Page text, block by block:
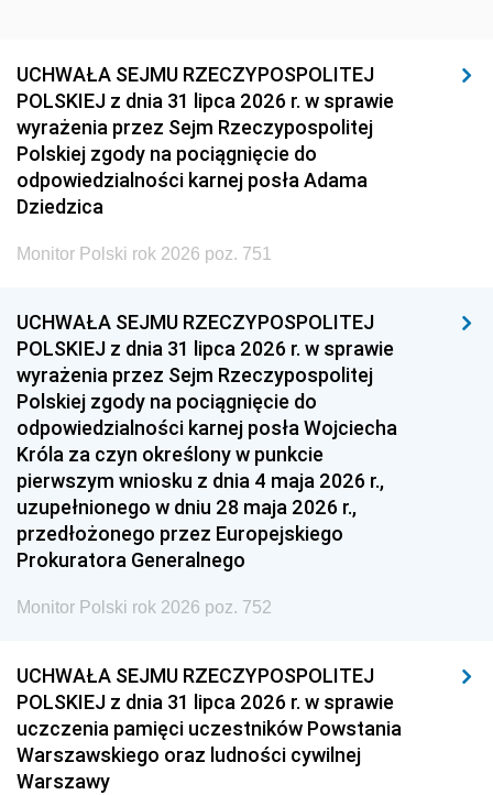
UCHWAŁA SEJMU RZECZYPOSPOLITEJ
POLSKIEJ z dnia 31 lipca 2026 r. w sprawie
wyrażenia przez Sejm Rzeczypospolitej
Polskiej zgody na pociągnięcie do
odpowiedzialności karnej posła Adama
Dziedzica
Monitor Polski rok 2026 poz. 751
UCHWAŁA SEJMU RZECZYPOSPOLITEJ
POLSKIEJ z dnia 31 lipca 2026 r. w sprawie
wyrażenia przez Sejm Rzeczypospolitej
Polskiej zgody na pociągnięcie do
odpowiedzialności karnej posła Wojciecha
Króla za czyn określony w punkcie
pierwszym wniosku z dnia 4 maja 2026 r.,
uzupełnionego w dniu 28 maja 2026 r.,
przedłożonego przez Europejskiego
Prokuratora Generalnego
Monitor Polski rok 2026 poz. 752
UCHWAŁA SEJMU RZECZYPOSPOLITEJ
POLSKIEJ z dnia 31 lipca 2026 r. w sprawie
uczczenia pamięci uczestników Powstania
Warszawskiego oraz ludności cywilnej
Warszawy